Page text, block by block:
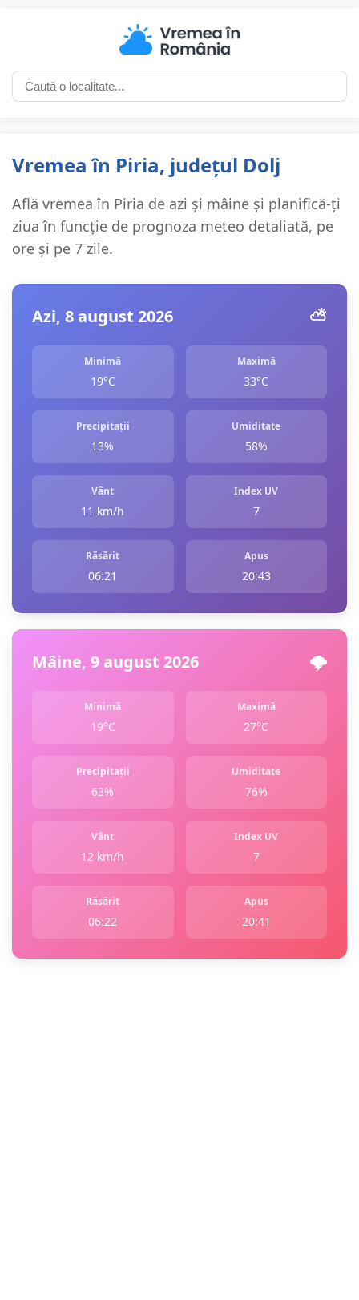
Vremea în Piria, județul Dolj
Află vremea în Piria de azi și mâine și planifică-ți
ziua în funcție de prognoza meteo detaliată, pe
ore și pe 7 zile.
Azi, 8 august 2026 ⛅️
Minimă
19°C
Maximă
33°C
Precipitații
13%
Umiditate
58%
Vânt
11 km/h
Index UV
7
Răsărit
06:21
Apus
20:43
Mâine, 9 august 2026 🌩️
Minimă
19°C
Maximă
27°C
Precipitații
63%
Umiditate
76%
Vânt
12 km/h
Index UV
7
Răsărit
06:22
Apus
20:41